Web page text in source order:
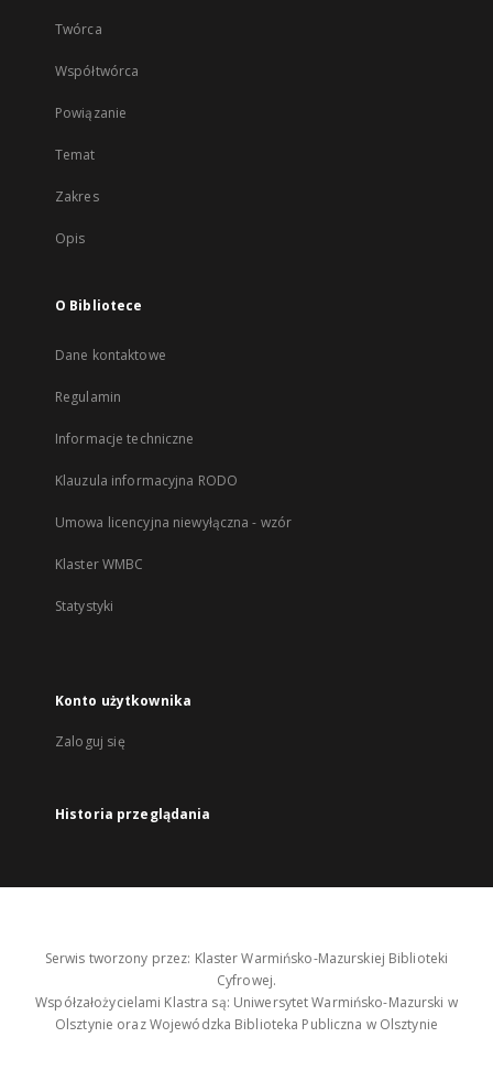
Twórca
Współtwórca
Powiązanie
Temat
Zakres
Opis
O Bibliotece
Dane kontaktowe
Regulamin
Informacje techniczne
Klauzula informacyjna RODO
Umowa licencyjna niewyłączna - wzór
Klaster WMBC
Statystyki
Konto użytkownika
Zaloguj się
Historia przeglądania
Serwis tworzony przez: Klaster Warmińsko-Mazurskiej Biblioteki
Cyfrowej.
Współzałożycielami Klastra są: Uniwersytet Warmińsko-Mazurski w
Olsztynie oraz Wojewódzka Biblioteka Publiczna w Olsztynie